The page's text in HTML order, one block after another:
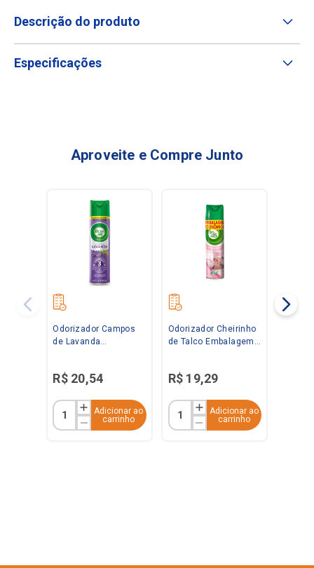
Descrição do produto
Especificações
Aproveite e Compre Junto
Odorizador Campos
de Lavanda
Bom Ar
R$ 20,54
Adicionar ao
carrinho
Odorizador Cheirinho
de Talco Embalagem
R$ 19,29
Adicionar ao
carrinho